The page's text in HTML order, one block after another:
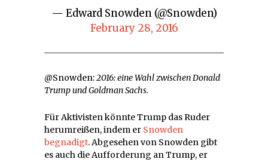
— Edward Snowden (@Snowden)
February 28, 2016
@Snowden:2016: eine Wahl zwischen Donald
Trump und Goldman Sachs.
Für Aktivisten könnte Trump das Ruder
herumreißen, indem er Snowden
begnadigt. Abgesehen von Snowden gibt
es auch die Aufforderung an Trump, er